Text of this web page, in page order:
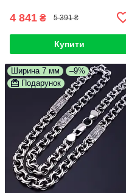
4 841 ₴ 5 391 ₴
Купити
Ширина 7 мм
–9%
Подарунок